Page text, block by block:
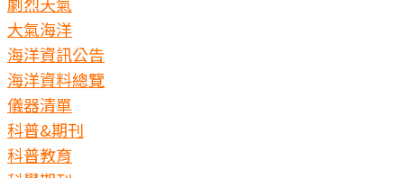
大氣海洋
海洋資訊公告
海洋資料總覽
儀器清單
科普&期刊
科普教育